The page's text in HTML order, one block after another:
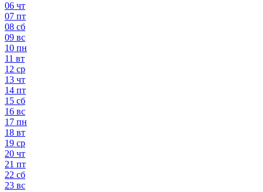
06 чт
07 пт
08 сб
09 вс
10 пн
11 вт
12 ср
13 чт
14 пт
15 сб
16 вс
17 пн
18 вт
19 ср
20 чт
21 пт
22 сб
23 вс